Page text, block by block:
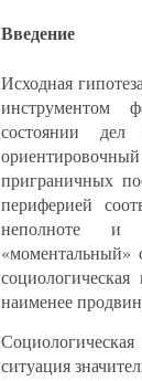
Введение
Исходная
инструментом
состоянии
приграничных
периферией
неполноте и
«моментальный»
наименее
ситуация